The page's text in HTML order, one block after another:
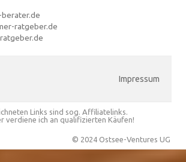
ratgeber.de
Impressum
Links sind sog. Affiliatelinks.
verdiene ich an qualifizierten Käufen!
© 2024 Ostsee-Ventures UG